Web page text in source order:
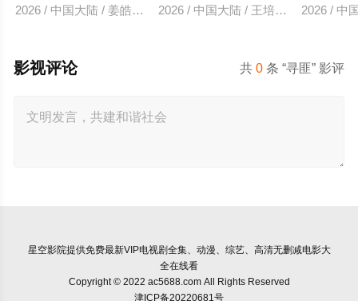
2026 / 中国大陆 / 姜皓之＆予黎2026 / 中国大陆 / 王培延＆至春禾
2026 / 中
共0 条 “寻匪” 影评
影视评论
星空影院提供免费最新VIP电视剧全集、动漫、综艺、高清无删减电影大
全在线看
Copyright © 2022 ac5688.com All Rights Reserved
津ICP备20220681号